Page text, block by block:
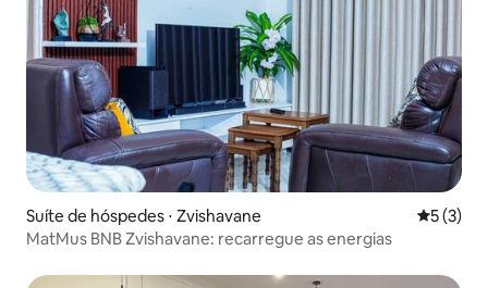
Suíte de hóspedes ⋅ Zvishavane 5 de
5 (3)
MatMus BNB Zvishavane: recarregue as energias